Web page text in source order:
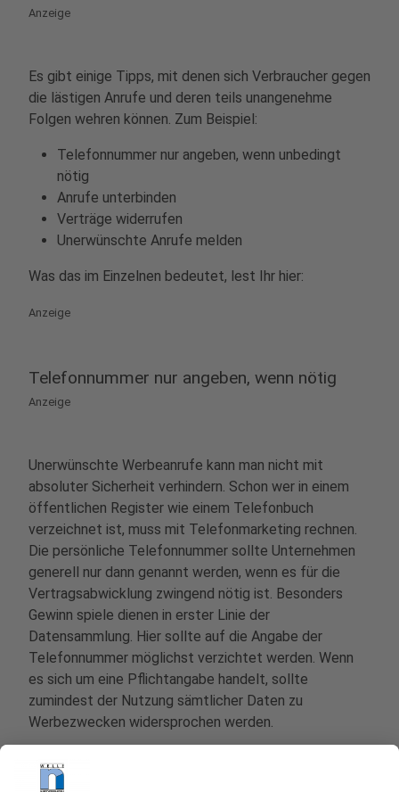
Anzeige
Es gibt einige Tipps, mit denen sich Verbraucher gegen
die lästigen Anrufe und deren teils unangenehme
Folgen wehren können. Zum Beispiel:
Telefonnummer nur angeben, wenn unbedingt
nötig
Anrufe unterbinden
Verträge widerrufen
Unerwünschte Anrufe melden
Was das im Einzelnen bedeutet, lest Ihr hier:
Anzeige
Telefonnummer nur angeben, wenn nötig
Anzeige
Unerwünschte Werbeanrufe kann man nicht mit
absoluter Sicherheit verhindern. Schon wer in einem
öffentlichen Register wie einem Telefonbuch
verzeichnet ist, muss mit Telefonmarketing rechnen.
Die persönliche Telefonnummer sollte Unternehmen
generell nur dann genannt werden, wenn es für die
Vertragsabwicklung zwingend nötig ist. Besonders
Gewinn spiele dienen in erster Linie der
Datensammlung. Hier sollte auf die Angabe der
Telefonnummer möglichst verzichtet werden. Wenn
es sich um eine Pflichtangabe handelt, sollte
zumindest der Nutzung sämtlicher Daten zu
Werbezwecken widersprochen werden.